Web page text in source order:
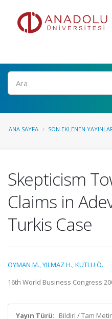
Ara
ANA SAYFA SON EKLENEN
Skepticism
Claims in
Turkis Case
OYMAN M.,YILMAZ H.,KUTLU Ö.
16th World Business Congress
Yayın Türü: Bildiri / Tam